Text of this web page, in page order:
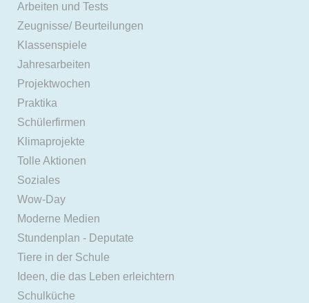
Arbeiten und Tests
Zeugnisse/ Beurteilungen
Klassenspiele
Jahresarbeiten
Projektwochen
Praktika
Schülerfirmen
Klimaprojekte
Tolle Aktionen
Soziales
Wow-Day
Moderne Medien
Stundenplan - Deputate
Tiere in der Schule
Ideen, die das Leben erleichtern
Schulküche